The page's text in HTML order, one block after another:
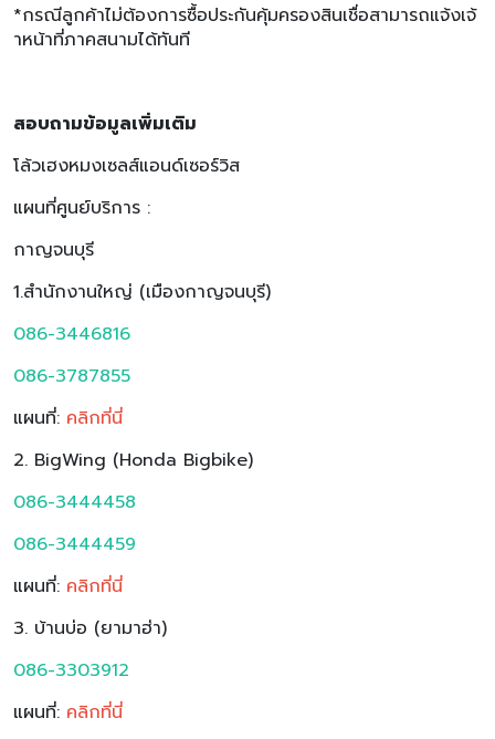
*กรณีลูกค้าไม่ต้องการซื้อประกันคุ้มครองสินเชื่อสามารถแจ้งเจ้
าหน้าที่ภาคสนามได้ทันที
สอบถามข้อมูลเพิ่มเติม
โล้วเฮงหมงเซลส์แอนด์เซอร์วิส
แผนที่ศูนย์บริการ :
กาญจนบุรี
1.สำนักงานใหญ่ (เมืองกาญจนบุรี)
086-3446816
086-3787855
แผนที่: คลิกที่นี่
2. BigWing (Honda Bigbike)
086-3444458
086-3444459
แผนที่: คลิกที่นี่
3. บ้านบ่อ (ยามาฮ่า)
086-3303912
แผนที่: คลิกที่นี่